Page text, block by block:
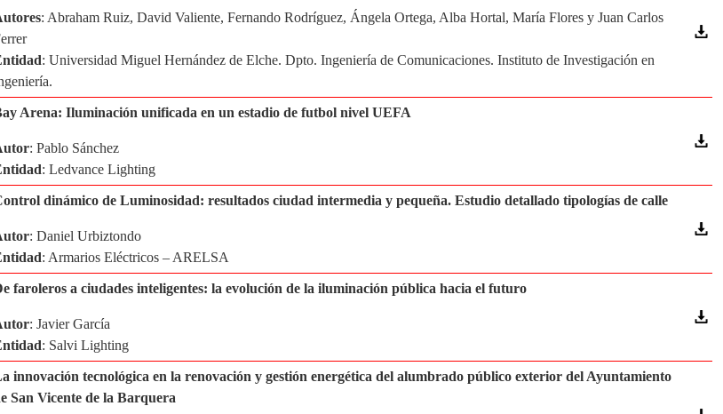
: Abraham Ruiz, David Valiente, Fernando Rodríguez, Ángela Ortega, Alba Hortal, María Flores y Juan Carlos
: Universidad Miguel Hernández de Elche. Dpto. Ingeniería de Comunicaciones. Instituto de Investigación en
Arena: Iluminación unificada en un estadio de futbol nivel UEFA
: Pablo Sánchez
: Ledvance Lighting
dinámico de Luminosidad: resultados ciudad intermedia y pequeña. Estudio detallado tipologías de calle
: Daniel Urbiztondo
: Armarios Eléctricos – ARELSA
faroleros a ciudades inteligentes: la evolución de la iluminación pública hacia el futuro
: Javier García
: Salvi Lighting
innovación tecnológica en la renovación y gestión energética del alumbrado público exterior del Ayuntamiento
San Vicente de la Barquera